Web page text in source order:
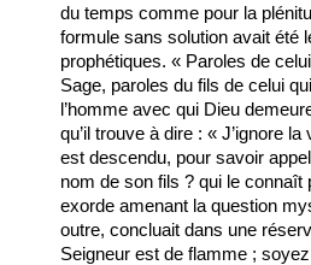
du temps comme pour la
formule sans solution avait été
prophétiques. « Paroles de
Sage, paroles du fils de celui
l’homme avec qui Dieu
qu’il trouve à dire : « J’ignore
est descendu, pour savoir
nom de son fils ? qui le connaît
exorde amenant la question
outre, concluait dans une
Seigneur est de flamme ;